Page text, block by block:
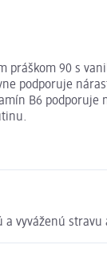
práškom 90 s
podporuje
B6
vyváženú